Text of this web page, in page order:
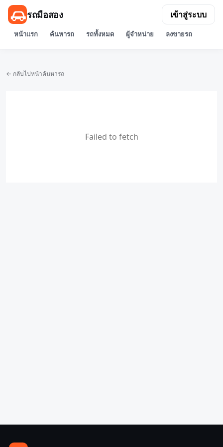
รถมือสอง
หน้าแรก ค้นหารถ รถทั้งหมด ผู้จำหน่าย ลงขายรถ
เข้าสู่ระบบ
← กลับไปหน้าค้นหารถ
Failed to fetch